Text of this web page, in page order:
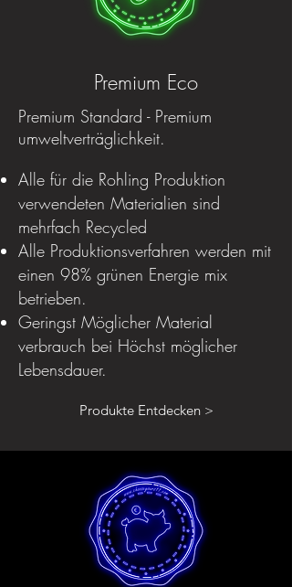
Premium Eco
Premium Standard - Premium
umweltverträglichkeit.
Alle für die Rohling Produktion
verwendeten Materialien sind
mehrfach Recycled
Alle Produktionsverfahren werden mit
einen 98% grünen Energie mix
betrieben.
Geringst Möglicher Material
verbrauch bei Höchst möglicher
Lebensdauer.
Produkte Entdecken >